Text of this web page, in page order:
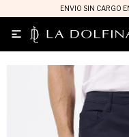
ENVIO SIN CARGO
